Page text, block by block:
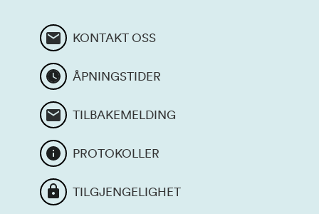
KONTAKT OSS
ÅPNINGSTIDER
TILBAKEMELDING
PROTOKOLLER
TILGJENGELIGHET